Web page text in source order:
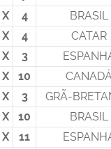
X 4
BRASIL
X 4
CATAR
X 3
X 10
X 3
GRÃ-
X 10
BRASIL
X 11